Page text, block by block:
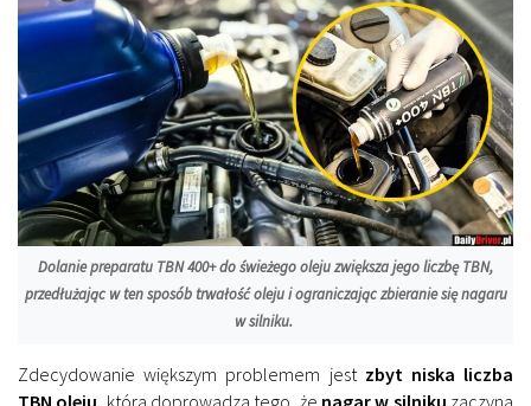
Dolanie preparatu TBN 400+ do świeżego oleju zwiększa jego liczbę TBN,
przedłużając w ten sposób trwałość oleju i ograniczając zbieranie się nagaru
w silniku.
Zdecydowanie większym problemem jest zbyt niska liczba